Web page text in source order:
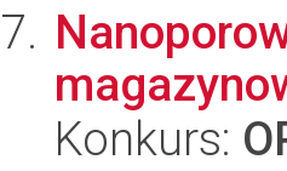
Konkurs: